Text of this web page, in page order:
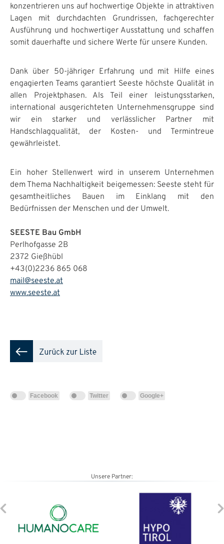
konzentrieren uns auf hochwertige Objekte in attraktiven
Lagen mit durchdachten Grundrissen, fachgerechter
Ausführung und hochwertiger Ausstattung und schaffen
somit dauerhafte und sichere Werte für unsere Kunden.
Dank über 50-jähriger Erfahrung und mit Hilfe eines
engagierten Teams garantiert Seeste höchste Qualität in
allen Projektphasen. Als Teil einer leistungsstarken,
international ausgerichteten Unternehmensgruppe sind
wir ein starker und verlässlicher Partner mit
Handschlagqualität, der Kosten- und Termintreue
gewährleistet.
Ein hoher Stellenwert wird in unserem Unternehmen
dem Thema Nachhaltigkeit beigemessen: Seeste steht für
gesamtheitliches Bauen im Einklang mit den
Bedürfnissen der Menschen und der Umwelt.
SEESTE Bau GmbH
Perlhofgasse 2B
2372 Gießhübl
+43(0)2236 865 068
mail@seeste.at
www.seeste.at
Facebook Twitter Google+
Unsere Partner: